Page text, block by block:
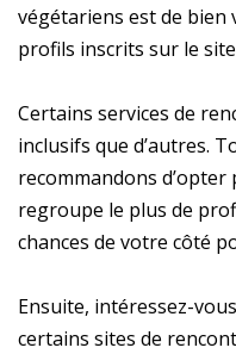
végétariens est de bien
profils inscrits sur le
Certains services de
inclusifs que d’autres.
recommandons
regroupe le plus de
chances de votre côté
Ensuite, intéressez-
certains sites de